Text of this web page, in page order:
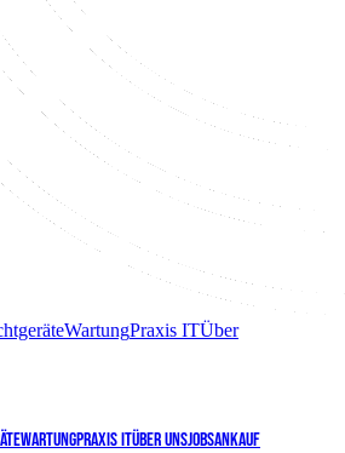
WartungPraxis ITÜber
WartungPraxis ITÜber UnsJobsAnkauf